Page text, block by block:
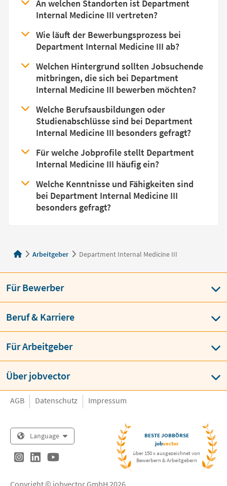
An welchen Standorten ist Department
Internal Medicine III vertreten?
Wie läuft der Bewerbungsprozess bei
Department Internal Medicine III ab?
Welchen Hintergrund sollten Jobsuchende
mitbringen, die sich bei Department
Internal Medicine III bewerben möchten?
Welche Berufsausbildungen oder
Studienabschlüsse sind bei Department
Internal Medicine III besonders gefragt?
Für welche Jobprofile stellt Department
Internal Medicine III häufig ein?
Welche Kenntnisse und Fähigkeiten sind
bei Department Internal Medicine III
besonders gefragt?
Arbeitgeber Department Internal Medicine III
Für Bewerber
Beruf & Karriere
Für Arbeitgeber
Über jobvector
AGB Datenschutz Impressum
Language
BESTE JOBBÖRSE
jobvector
über 150 x ausgezeichnet von
Bewerbern & Arbeitgebern
Copyright © jobvector GmbH 2026